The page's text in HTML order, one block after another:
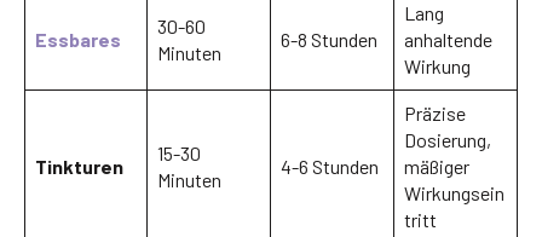
Essbares
30-60
Minuten
6-8 Stunden
Lang
anhaltende
Wirkung
Tinkturen
15-30
Minuten
4-6 Stunden
Präzise
Dosierung,
mäßiger
Wirkungsein
tritt